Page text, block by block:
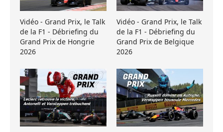
Vidéo - Grand Prix, le Talk
de la F1 - Débriefing du
Grand Prix de Hongrie
2026
Vidéo - Grand Prix, le Talk
de la F1 - Débriefing du
Grand Prix de Belgique
2026